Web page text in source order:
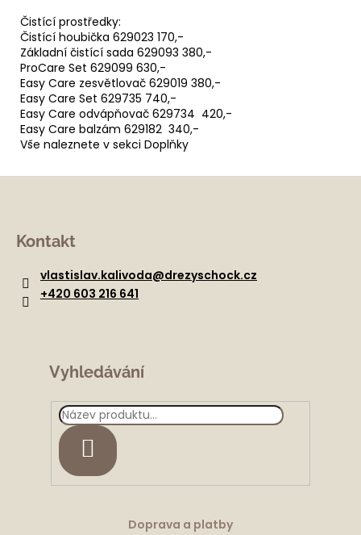
Čistící prostředky:
Čistící houbička 629023 170,-
Základní čistící sada 629093 380,-
ProCare Set 629099 630,-
Easy Care zesvětlovač 629019 380,-
Easy Care Set 629735 740,-
Easy Care odvápňovač 629734 420,-
Easy Care balzám 629182 340,-
Vše naleznete v sekci Doplňky
Kontakt
vlastislav.kalivoda@drezyschock.cz
+420 603 216 641
Vyhledávání
HLEDAT
Doprava a platby